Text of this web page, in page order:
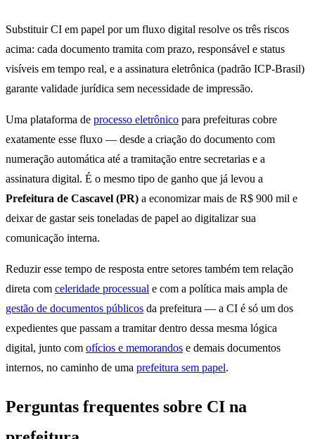
Substituir CI em papel por um fluxo digital resolve os três riscos
acima: cada documento tramita com prazo, responsável e status
visíveis em tempo real, e a assinatura eletrônica (padrão ICP-Brasil)
garante validade jurídica sem necessidade de impressão.
Uma plataforma de processo eletrônico para prefeituras cobre
exatamente esse fluxo — desde a criação do documento com
numeração automática até a tramitação entre secretarias e a
assinatura digital. É o mesmo tipo de ganho que já levou a
Prefeitura de Cascavel (PR) a economizar mais de R$ 900 mil e
deixar de gastar seis toneladas de papel ao digitalizar sua
comunicação interna.
Reduzir esse tempo de resposta entre setores também tem relação
direta com celeridade processual e com a política mais ampla de
gestão de documentos públicos da prefeitura — a CI é só um dos
expedientes que passam a tramitar dentro dessa mesma lógica
digital, junto com ofícios e memorandos e demais documentos
internos, no caminho de uma prefeitura sem papel.
Perguntas frequentes sobre CI na